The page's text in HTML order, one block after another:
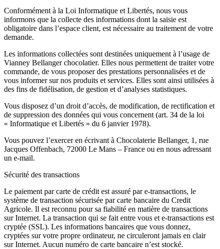
Conformément à la Loi Informatique et Libertés, nous vous
informons que la collecte des informations dont la saisie est
obligatoire dans l’espace client, est nécessaire au traitement de votre
demande.
Les informations collectées sont destinées uniquement à l’usage de
Vianney Bellanger chocolatier. Elles nous permettent de traiter votre
commande, de vous proposer des prestations personnalisées et de
vous informer sur nos produits et services. Elles sont ainsi utilisées à
des fins de fidélisation, de gestion et d’analyses statistiques.
Vous disposez d’un droit d’accès, de modification, de rectification et
de suppression des données qui vous concernent (art. 34 de la loi
« Informatique et Libertés » du 6 janvier 1978).
Vous pouvez l’exercer en écrivant à Chocolaterie Bellanger, 1, rue
Jacques Offenbach, 72000 Le Mans – France ou en nous adressant
un e-mail.
Sécurité des transactions
Le paiement par carte de crédit est assuré par e-transactions, le
système de transaction sécurisée par carte bancaire du Credit
Agricole. Il est reconnu pour sa fiabilité en matière de transactions
sur Internet. La transaction qui se fait entre vous et e-transactions est
cryptée (SSL). Les informations bancaires que vous donnez,
cryptées sur votre propre ordinateur, ne circuleront jamais en clair
sur Internet. Aucun numéro de carte bancaire n’est stocké.